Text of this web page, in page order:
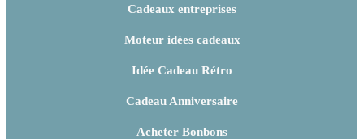
Cadeaux entreprises
Moteur idées cadeaux
Idée Cadeau Rétro
Cadeau Anniversaire
Acheter Bonbons